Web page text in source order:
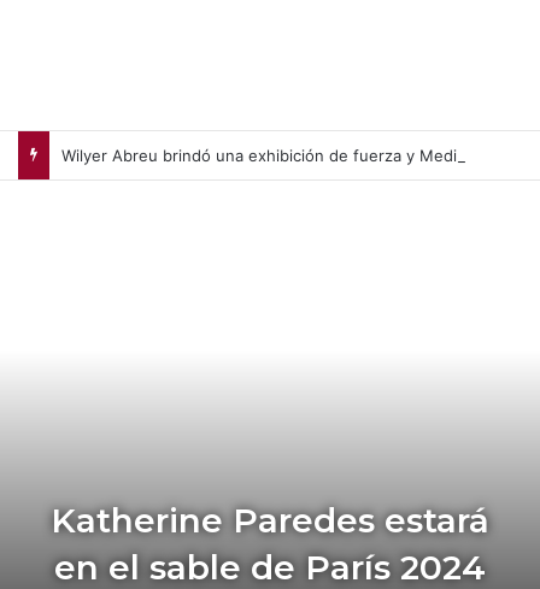
Katherine Paredes estará
en el sable de París 2024